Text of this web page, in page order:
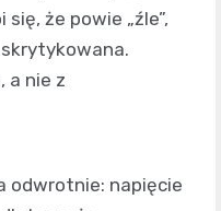
że powie „źle”,
a nie z
odwrotnie: napięcie